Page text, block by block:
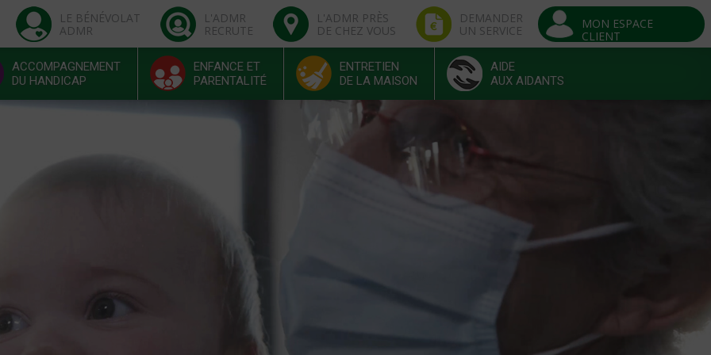
LE BÉNÉVOLAT
ADMR
L'ADMR
RECRUTE
L'ADMR PRÈS
DE CHEZ VOUS
DEMANDER
UN SERVICE
MON ESPACE
CLIENT
ACCOMPAGNEMENT
DU HANDICAP
ENFANCE ET
PARENTALITÉ
ENTRETIEN
DE LA MAISON
AIDE
AUX AIDANTS